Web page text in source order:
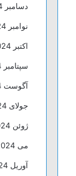
دسامبر 2024
نوامبر 2024
اکتبر 2024
سپتامبر 2024
آگوست 2024
جولای 2024
ژوئن 2024
می 2024
آوریل 2024